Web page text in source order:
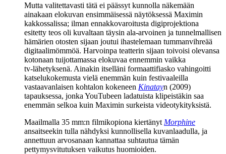
Mutta valitettavasti tätä ei päässyt kunnolla näkemään
ainakaan elokuvan ensimmäisessä näytöksessä Maximin
kakkossalissa; ilman ennakkovaroitusta digiprojektiona
esitetty teos oli kuvaltaan täysin ala‑arvoinen ja tunnelmallisen
hämärien otosten sijaan joutui ihastelemaan tummanvihreää
digitaalimömmöä. Harvoinpa teatterin sijaan toivoisi olevansa
kotonaan tuijottamassa elokuvaa ennemmin vaikka
tv‑lähetyksenä. Ainakin itselläni formaattifiasko vahingoitti
katselukokemusta vielä enemmän kuin festivaaleilla
vastaavanlaisen kohtalon kokeneen Kinatayn (2009)
tapauksessa, jonka YouTubeen ladatuista klipeistäkin saa
enemmän selkoa kuin Maximin surkeista videotykityksistä.
Maailmalla 35 mm:n filmikopiona kiertänyt Morphine
ansaitseekin tulla nähdyksi kunnollisella kuvanlaadulla, ja
annettuun arvosanaan kannattaa suhtautua tämän
pettymysvitutuksen vaikutus huomioiden.